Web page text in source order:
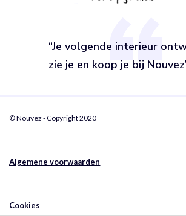
“Je volgende interieur
zie je en koop je bij
© Nouvez - Copyright 2020
Algemene voorwaarden
Cookies